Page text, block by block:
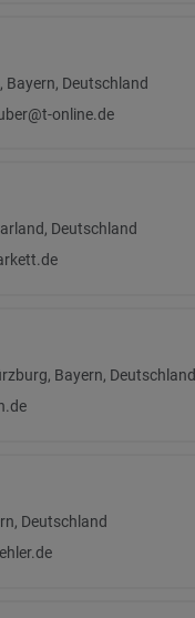
Bayern, Deutschland
online.de
Deutschland
Bayern, Deutschland
Deutschland